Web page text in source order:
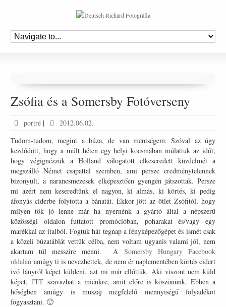
Zsófia és a Somersby Fotóverseny
portré |
2012.06.02.
Tudom-tudom, megint a búza, de van mentségem. Szóval az úgy
kezdődött, hogy a múlt héten egy helyi kocsmában múlattuk az időt,
hogy végignézzük a Holland válogatott elkeseredett küzdelmét a
megszálló Német csapattal szemben, ami persze eredménytelennek
bizonyult, a narancsmezesek elképesztően gyengén játszottak. Persze
mi azért nem keseredtünk el nagyon, ki almás, ki körtés, ki pedig
áfonyás ciderbe folytotta a bánatát. Ekkor jött az ötlet Zsófitól, hogy
milyen tök jó lenne már ha nyernénk a gyártó által a népszerű
közösségi oldalon futtatott promócióban, poharakat és/vagy egy
marékkal az italból. Fogtuk hát tegnap a fényképezőgépet és ismét csak
a közeli búzatáblát vettük célba, nem voltam ugyanis valami jól, nem
akartam túl messzire menni. A Somersby Hungary Facebook
oldalán amúgy ti is nevezhettek, de nem ér naplementében körtés cidert
ivó lányról képet küldeni, azt mi már ellőttük. Aki viszont nem küld
képet,ITT szavazhat a miénkre, amit előre is köszönünk. Ebben a
hőségben amúgy is muszáj megfelelő mennyiségű folyadékot
fogyasztani. 🙂